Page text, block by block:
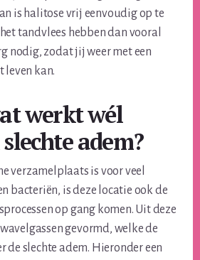
is halitose vrij eenvoudig op te
tandvlees hebben dan vooral
nodig, zodat jij weer met een
leven kan.
werkt wél
adem?
verzamelplaats is voor veel
bacteriën, is deze locatie ook de
op gang komen. Uit deze
gevormd, welke de
de slechte adem. Hieronder een